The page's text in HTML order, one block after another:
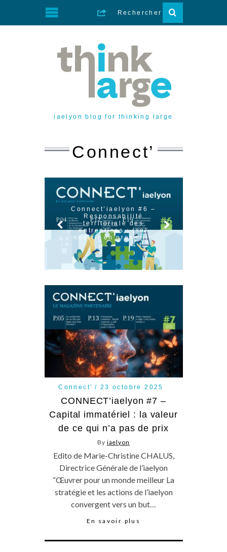
iaelyon blog for thinking large
Connect’
Connect’iaelyon #6 –
Responsabilité
territoriale des
entreprises : (se)
nourrir en proximité
Connect' 23 octobre 2025
CONNECT’iaelyon #7 –
Capital immatériel : la valeur
de ce qui n’a pas de prix
By iaelyon
Edito de Marie-Christine CHALUS,
Directrice Générale de l’iaelyon
“Œuvrer pour un monde meilleur La
stratégie et les actions de l’iaelyon
convergent vers un but…
En savoir plus